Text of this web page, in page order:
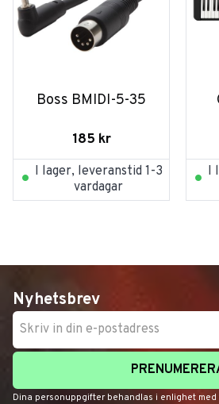
Boss BMIDI-5-35
185 kr
I lager, leveranstid 1-3
vardagar
I
Nyhetsbrev
Dina personuppgifter behandlas i enlighet med